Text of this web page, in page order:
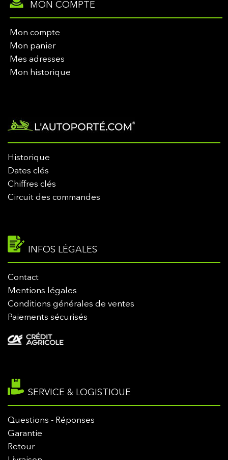
MON COMPTE
Mon compte
Mon panier
Mes adresses
Mon historique
Historique
Dates clés
Chiffres clés
Circuit des commandes
INFOS LÉGALES
Contact
Mentions légales
Conditions générales de ventes
Paiements sécurisés
SERVICE & LOGISTIQUE
Questions - Réponses
Garantie
Retour